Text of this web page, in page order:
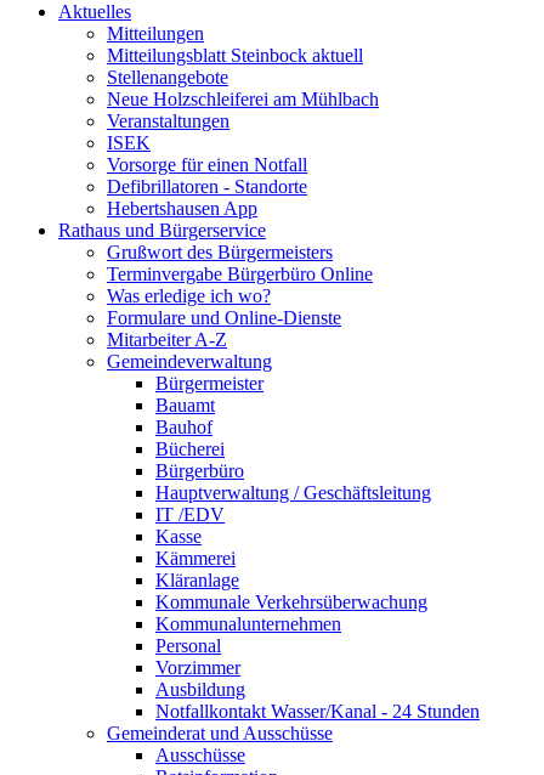
Aktuelles
Mitteilungen
Mitteilungsblatt Steinbock aktuell
Stellenangebote
Neue Holzschleiferei am Mühlbach
Veranstaltungen
ISEK
Vorsorge für einen Notfall
Defibrillatoren - Standorte
Hebertshausen App
Rathaus und Bürgerservice
Grußwort des Bürgermeisters
Terminvergabe Bürgerbüro Online
Was erledige ich wo?
Formulare und Online-Dienste
Mitarbeiter A-Z
Gemeindeverwaltung
Bürgermeister
Bauamt
Bauhof
Bücherei
Bürgerbüro
Hauptverwaltung / Geschäftsleitung
IT /EDV
Kasse
Kämmerei
Kläranlage
Kommunale Verkehrsüberwachung
Kommunalunternehmen
Personal
Vorzimmer
Ausbildung
Notfallkontakt Wasser/Kanal - 24 Stunden
Gemeinderat und Ausschüsse
Ausschüsse